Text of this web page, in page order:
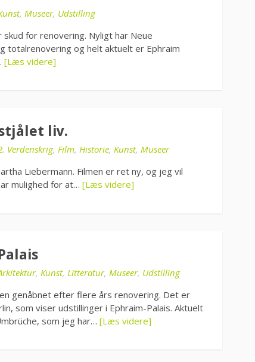
, Museer, Udstilling
for renovering. Nyligt har Neue
totalrenovering og helt aktuelt er Ephraim
[Læs videre]
liv.
Verdenskrig, Film, Historie, Kunst, Museer
Liebermann. Filmen er ret ny, og jeg vil
mulighed for at… [Læs videre]
, Kunst, Litteratur, Museer, Udstilling
genåbnet efter flere års renovering. Det er
som viser udstillinger i Ephraim-Palais. Aktuelt
som jeg har… [Læs videre]